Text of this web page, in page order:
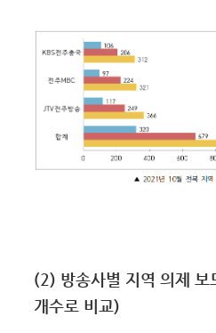
(2) 방송사별 지역 의제 보
개수로 비교)